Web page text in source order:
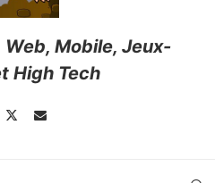
Mobile, Jeux-
High Tech